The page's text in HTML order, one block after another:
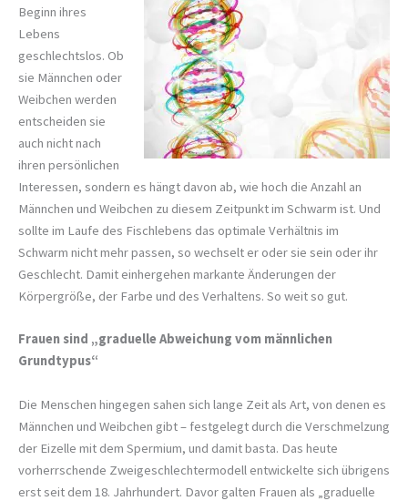
Beginn ihres
Lebens
geschlechtslos. Ob
sie Männchen oder
Weibchen werden
entscheiden sie
auch nicht nach
ihren persönlichen
Interessen, sondern es hängt davon ab, wie hoch die Anzahl an
Männchen und Weibchen zu diesem Zeitpunkt im Schwarm ist. Und
sollte im Laufe des Fischlebens das optimale Verhältnis im
Schwarm nicht mehr passen, so wechselt er oder sie sein oder ihr
Geschlecht. Damit einhergehen markante Änderungen der
Körpergröße, der Farbe und des Verhaltens. So weit so gut.
Frauen sind „graduelle Abweichung vom männlichen
Grundtypus“
Die Menschen hingegen sahen sich lange Zeit als Art, von denen es
Männchen und Weibchen gibt – festgelegt durch die Verschmelzung
der Eizelle mit dem Spermium, und damit basta. Das heute
vorherrschende Zweigeschlechtermodell entwickelte sich übrigens
erst seit dem 18. Jahrhundert. Davor galten Frauen als „graduelle